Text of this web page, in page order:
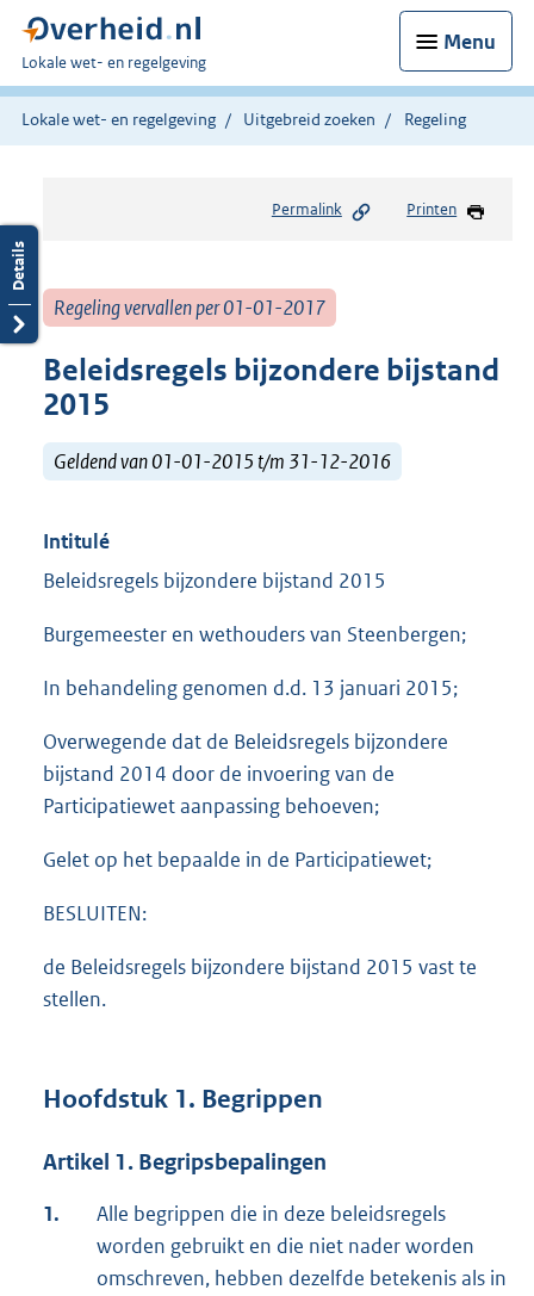
Menu
U
bent
hier:
Lokale wet- en regelgeving
Lokale wet- en regelgeving Uitgebreid zoeken Regeling
Permalink Printen
Regeling vervallen per 01-01-2017
Beleidsregels bijzondere bijstand
2015
Geldend van 01-01-2015 t/m 31-12-2016
Intitulé
Beleidsregels bijzondere bijstand 2015
Burgemeester en wethouders van Steenbergen;
In behandeling genomen d.d. 13 januari 2015;
Overwegende dat de Beleidsregels bijzondere
bijstand 2014 door de invoering van de
Participatiewet aanpassing behoeven;
Gelet op het bepaalde in de Participatiewet;
BESLUITEN:
de Beleidsregels bijzondere bijstand 2015 vast te
stellen.
Hoofdstuk 1. Begrippen
Artikel 1. Begripsbepalingen
1.
Alle begrippen die in deze beleidsregels
worden gebruikt en die niet nader worden
omschreven, hebben dezelfde betekenis als in